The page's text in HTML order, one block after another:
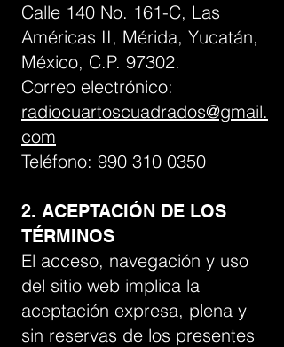
Calle 140 No. 161-C, Las
Américas II, Mérida, Yucatán,
México, C.P. 97302.
Correo electrónico:
radiocuartoscuadrados@gmail.
com
Teléfono: 990 310 0350
2. ACEPTACIÓN DE LOS
TÉRMINOS
El acceso, navegación y uso
del sitio web implica la
aceptación expresa, plena y
sin reservas de los presentes